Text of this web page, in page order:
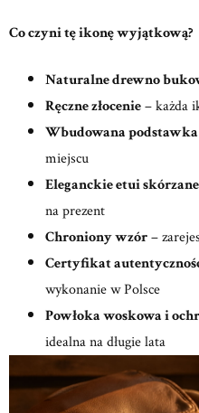
Co czyni tę ikonę wyjątkową?
Naturalne drewno
Ręczne złocenie– każda
Wbudowana podstawka
miejscu
Eleganckie etui
na prezent
Chroniony wzór–
Certyfikat
wykonanie w Polsce
Powłoka woskowa i
idealna na długie lata